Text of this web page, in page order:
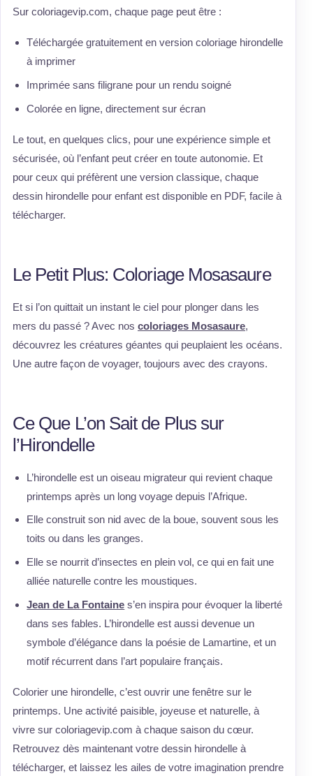
Sur coloriagevip.com, chaque page peut être :
Téléchargée gratuitement en version coloriage hirondelle
à imprimer
Imprimée sans filigrane pour un rendu soigné
Colorée en ligne, directement sur écran
Le tout, en quelques clics, pour une expérience simple et
sécurisée, où l’enfant peut créer en toute autonomie. Et
pour ceux qui préfèrent une version classique, chaque
dessin hirondelle pour enfant est disponible en PDF, facile à
télécharger.
Le Petit Plus: Coloriage Mosasaure
Et si l’on quittait un instant le ciel pour plonger dans les
mers du passé ? Avec nos coloriages Mosasaure,
découvrez les créatures géantes qui peuplaient les océans.
Une autre façon de voyager, toujours avec des crayons.
Ce Que L’on Sait de Plus sur
l’Hirondelle
L’hirondelle est un oiseau migrateur qui revient chaque
printemps après un long voyage depuis l’Afrique.
Elle construit son nid avec de la boue, souvent sous les
toits ou dans les granges.
Elle se nourrit d’insectes en plein vol, ce qui en fait une
alliée naturelle contre les moustiques.
Jean de La Fontaine s’en inspira pour évoquer la liberté
dans ses fables. L’hirondelle est aussi devenue un
symbole d’élégance dans la poésie de Lamartine, et un
motif récurrent dans l’art populaire français.
Colorier une hirondelle, c’est ouvrir une fenêtre sur le
printemps. Une activité paisible, joyeuse et naturelle, à
vivre sur coloriagevip.com à chaque saison du cœur.
Retrouvez dès maintenant votre dessin hirondelle à
télécharger, et laissez les ailes de votre imagination prendre